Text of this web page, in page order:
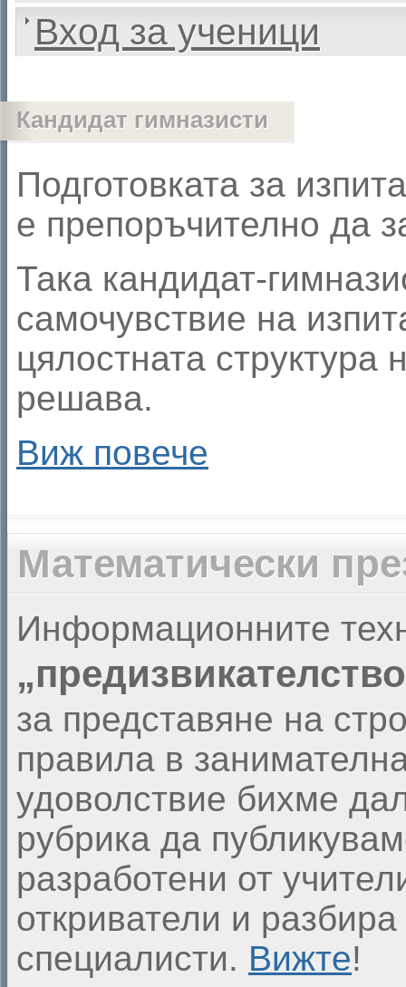
Вход за ученици
Кандидат гимназисти
Подготовката за
е препоръчително да
Така кандидат-
самочувствие на
цялостната структура
решава.
Виж повече
Математически
Информационните
за представяне на
правила в
удоволствие бихме
рубрика да
разработени от
откриватели и
специалисти. Вижте!